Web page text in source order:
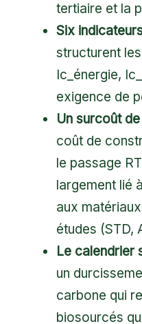
tertiaire et la
Six
structurent
Ic_énergie,
exigence de
Un surcoût
coût de
le passage
largement lié
aux
études (STD,
Le calendrier
un
carbone qui
biosourcés